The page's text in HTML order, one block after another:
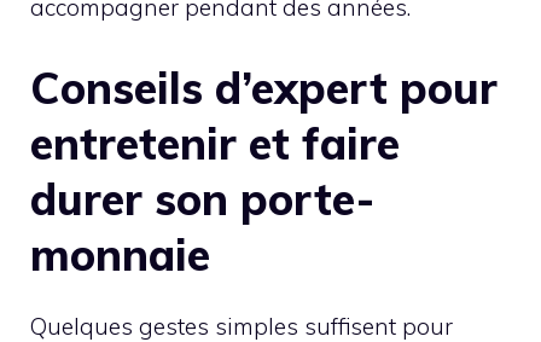
accompagner pendant des années.
Conseils d’expert pour
entretenir et faire
durer son porte-
monnaie
Quelques gestes simples suffisent pour